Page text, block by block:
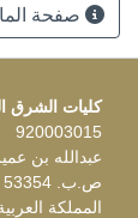
صفحة
كليات الشرق
920003015
عبدالله بن عمير،
ص.ب. 53354 الرياض 11583
المملكة